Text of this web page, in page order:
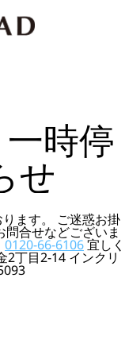
時停
せ
ます。 ご迷惑お掛
合せなどございま
0120-66-6106宜しく
2丁目2-14 インクリ